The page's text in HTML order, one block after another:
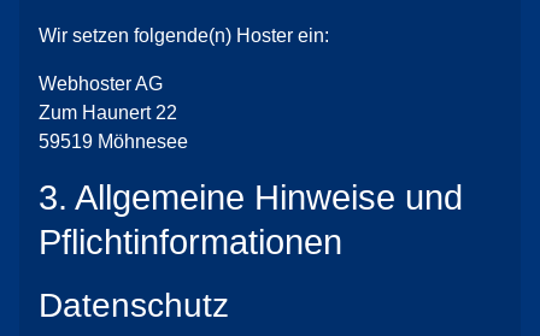
Wir setzen folgende(n) Hoster ein:
Webhoster AG
Zum Haunert 22
59519 Möhnesee
3. Allgemeine Hinweise und
Pflicht­informationen
Datenschutz